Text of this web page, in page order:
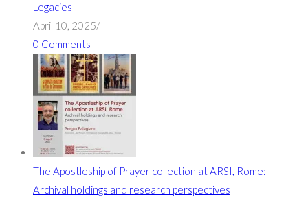
Legacies
April 10, 2025/
0 Comments
The Apostleship of Prayer collection at ARSI, Rome:
Archival holdings and research perspectives